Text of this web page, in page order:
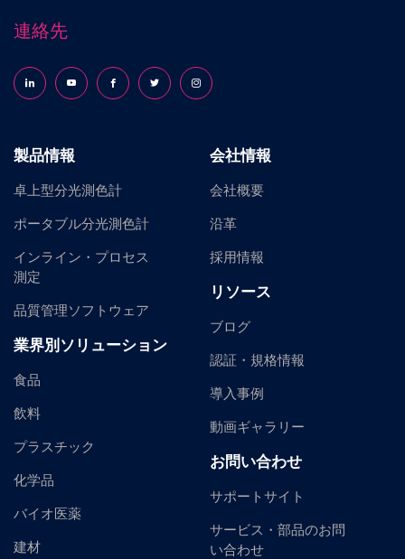
連絡先
Follow us on LinkedInFollow us on YouTubeFollow us on Facebook
Follow us on X (formerly Twitter)
Follow us on Instagram
製品情報
卓上型分光測色計
ポータブル分光測色計
インライン・プロセス
測定
品質管理ソフトウェア
業界別ソリューション
食品
飲料
プラスチック
化学品
バイオ医薬
建材
会社情報
会社概要
沿革
採用情報
リソース
ブログ
認証・規格情報
導入事例
動画ギャラリー
お問い合わせ
サポートサイト
サービス・部品のお問
い合わせ